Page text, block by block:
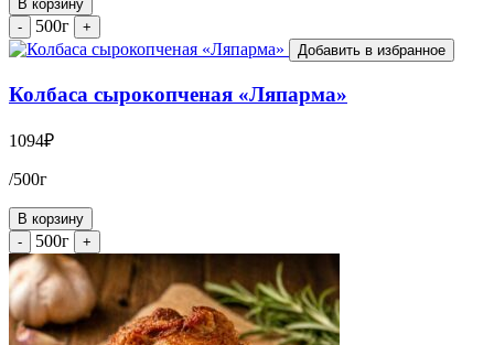
В корзину
-
500г
+
Добавить в избранное
Колбаса сырокопченая «Ляпарма»
1094₽
/500г
В корзину
-
500г +